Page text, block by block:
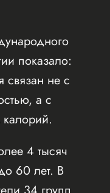
показало:
связан не с
а с
4 тысяч
60 лет. В